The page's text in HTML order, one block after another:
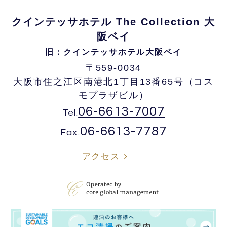
クインテッサホテル The Collection 大
阪ベイ
旧：クインテッサホテル大阪ベイ
〒559-0034
大阪市住之江区南港北1丁目13番65号 （コス
モプラザビル）
Tel.06-6613-7007
Fax.06-6613-7787
アクセス